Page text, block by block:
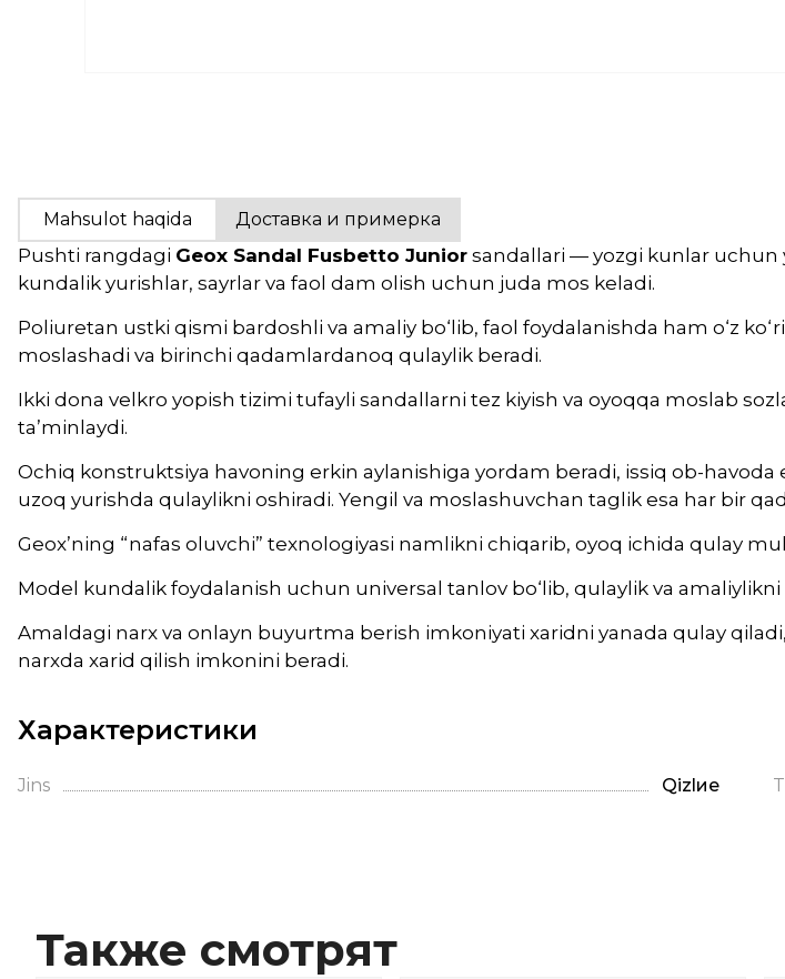
Mahsulot haqida Доставка и примерка
Pushti rangdagi Geox Sandal Fusbetto Junior sandallari — yozgi kunlar uchun
kundalik yurishlar, sayrlar va faol dam olish uchun juda mos keladi.
Poliuretan ustki qismi bardoshli va amaliy bo‘lib, faol foydalanishda ham o‘z
moslashadi va birinchi qadamlardanoq qulaylik beradi.
Ikki dona velkro yopish tizimi tufayli sandallarni tez kiyish va oyoqqa moslab
ta’minlaydi.
Ochiq konstruktsiya havoning erkin aylanishiga yordam beradi, issiq ob-
uzoq yurishda qulaylikni oshiradi. Yengil va moslashuvchan taglik esa har bir
Geox’ning “nafas oluvchi” texnologiyasi namlikni chiqarib, oyoq ichida qulay
Model kundalik foydalanish uchun universal tanlov bo‘lib, qulaylik va amaliylikni
Amaldagi narx va onlayn buyurtma berish imkoniyati xaridni yanada qulay
narxda xarid qilish imkonini beradi.
Характеристики
Jins Qizlие
Также смотрят